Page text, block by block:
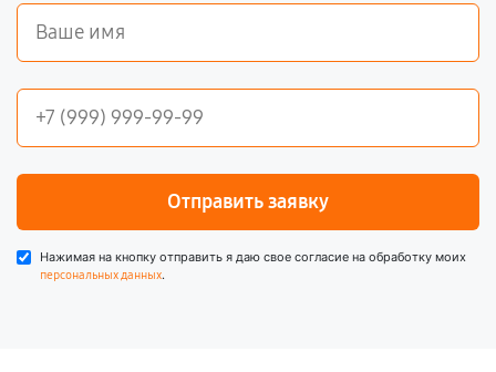
Отправить заявку
Нажимая на кнопку отправить я даю свое согласие на обработку моих
персональных данных.